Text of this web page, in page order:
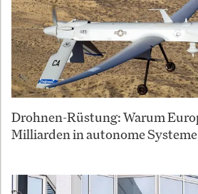
Drohnen-Rüstung: Warum
Milliarden in autonome